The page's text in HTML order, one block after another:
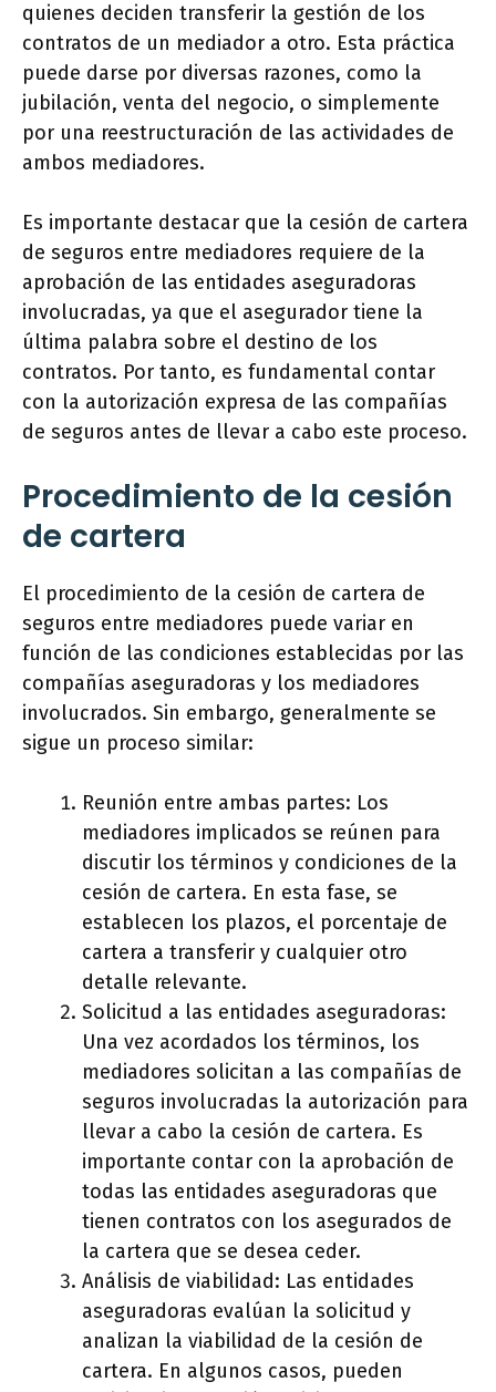
quienes deciden transferir la gestión de los
contratos de un mediador a otro. Esta práctica
puede darse por diversas razones, como la
jubilación, venta del negocio, o simplemente
por una reestructuración de las actividades de
ambos mediadores.
Es importante destacar que la cesión de cartera
de seguros entre mediadores requiere de la
aprobación de las entidades aseguradoras
involucradas, ya que el asegurador tiene la
última palabra sobre el destino de los
contratos. Por tanto, es fundamental contar
con la autorización expresa de las compañías
de seguros antes de llevar a cabo este proceso.
Procedimiento de la cesión
de cartera
El procedimiento de la cesión de cartera de
seguros entre mediadores puede variar en
función de las condiciones establecidas por las
compañías aseguradoras y los mediadores
involucrados. Sin embargo, generalmente se
sigue un proceso similar:
Reunión entre ambas partes: Los
mediadores implicados se reúnen para
discutir los términos y condiciones de la
cesión de cartera. En esta fase, se
establecen los plazos, el porcentaje de
cartera a transferir y cualquier otro
detalle relevante.
Solicitud a las entidades aseguradoras:
Una vez acordados los términos, los
mediadores solicitan a las compañías de
seguros involucradas la autorización para
llevar a cabo la cesión de cartera. Es
importante contar con la aprobación de
todas las entidades aseguradoras que
tienen contratos con los asegurados de
la cartera que se desea ceder.
Análisis de viabilidad: Las entidades
aseguradoras evalúan la solicitud y
analizan la viabilidad de la cesión de
cartera. En algunos casos, pueden